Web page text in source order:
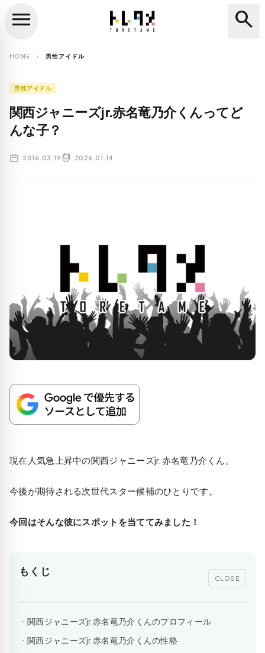
search
menu search
HOME chevron_right 男性アイドル
男性アイドル
関西ジャニーズjr.赤名竜乃介くんってど
んな子？
2016.03.19 2026.01.14
現在人気急上昇中の関西ジャニーズjr.赤名竜乃介くん。
今後が期待される次世代スター候補のひとりです。
今回はそんな彼にスポットを当ててみました！
もくじ
CLOSE
関西ジャニーズjr.赤名竜乃介くんのプロフィール
関西ジャニーズjr.赤名竜乃介くんの性格